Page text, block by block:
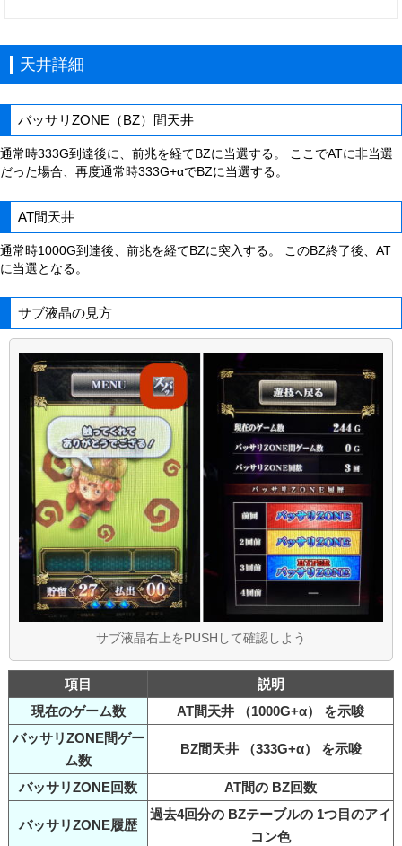
天井詳細
バッサリZONE（BZ）間天井
通常時333G到達後に、前兆を経てBZに当選する。 ここでATに非当選
だった場合、再度通常時333G+αでBZに当選する。
AT間天井
通常時1000G到達後、前兆を経てBZに突入する。 このBZ終了後、AT
に当選となる。
サブ液晶の見方
サブ液晶右上をPUSHして確認しよう
項目
説明
現在のゲーム数
AT間天井 （1000G+α） を示唆
バッサリZONE間ゲー
ム数
BZ間天井 （333G+α） を示唆
バッサリZONE回数 AT間の BZ回数
バッサリZONE履歴
過去4回分の BZテーブルの 1つ目のアイ
コン色